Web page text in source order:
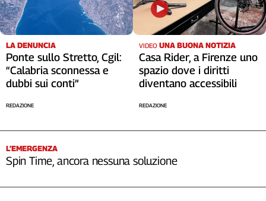
1955-
2014
Cerca
La
redazione
LA DENUNCIA
Ponte sullo Stretto, Cgil:
“Calabria sconnessa e
dubbi sui conti”
REDAZIONE
VIDEO UNA BUONA NOTIZIA
Casa Rider, a Firenze uno
spazio dove i diritti
diventano accessibili
REDAZIONE
L’EMERGENZA
Spin Time, ancora nessuna soluzione